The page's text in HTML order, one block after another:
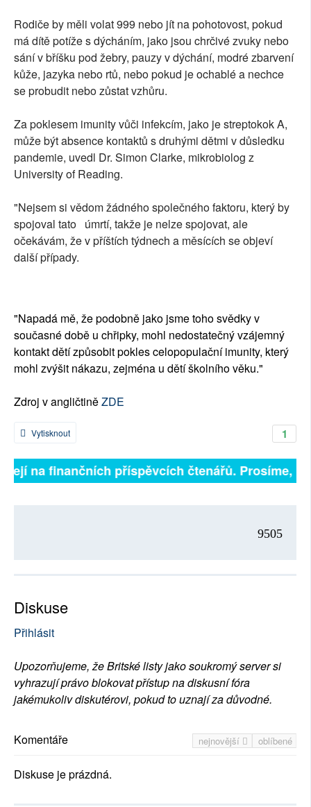
Rodiče by měli volat 999 nebo jít na pohotovost, pokud
má dítě potíže s dýcháním, jako jsou chrčivé zvuky nebo
sání v bříšku pod žebry, pauzy v dýchání, modré zbarvení
kůže, jazyka nebo rtů, nebo pokud je ochablé a nechce
se probudit nebo zůstat vzhůru.
Za poklesem imunity vůči infekcím, jako je streptokok A,
může být absence kontaktů s druhými dětmi v důsledku
pandemie, uvedl Dr. Simon Clarke, mikrobiolog z
University of Reading.
"Nejsem si vědom žádného společného faktoru, který by
spojoval tato úmrtí, takže je nelze spojovat, ale
očekávám, že v příštích týdnech a měsících se objeví
další případy.
"Napadá mě, že podobně jako jsme toho svědky v
současné době u chřipky, mohl nedostatečný vzájemný
kontakt dětí způsobit pokles celopopulační imunity, který
mohl zvýšit nákazu, zejména u dětí školního věku."
Zdroj v angličtiněZDE
1
Vytisknout
na finančních příspěvcích čtenářů. Prosíme,
9505
Diskuse
Přihlásit
Upozorňujeme, že Britské listy jako soukromý server si
vyhrazují právo blokovat přístup na diskusní fóra
jakémukoliv diskutérovi, pokud to uznají za důvodné.
nejnovější oblíbené
Komentáře
Diskuse je prázdná.